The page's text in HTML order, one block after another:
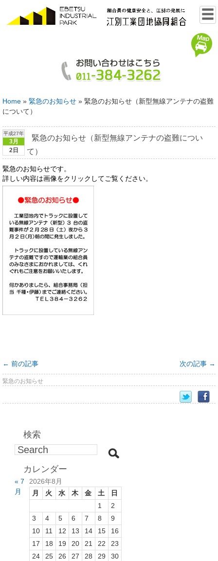
Home » 緊急のお知らせ » 緊急のお知らせ（新型無線アンテナの盗難
について）
平成27年
3月
2日
緊急のお知らせ（新型無線アンテナの盗難につい
て）
緊急のお知らせです。
詳しい内容は画像をクリックしてご覧ください。
← 前の記事 次の記事 →
緊急のお知らせ
検索
カレンダー
2026年8月
月
火 水 木 金 土
日
1
2
3
4 5 6 7 8
9
10
11 12 13 14 15
16
17
18 19 20 21 22
23
24
25 26 27 28 29
30
« 7
月